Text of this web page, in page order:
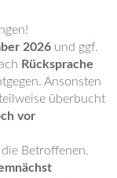
2026 und ggf.
Rücksprache
Ansonsten
überbucht
vor
Betroffenen.